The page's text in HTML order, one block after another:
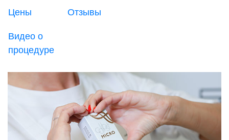
Цены Отзывы
Видео о
процедуре